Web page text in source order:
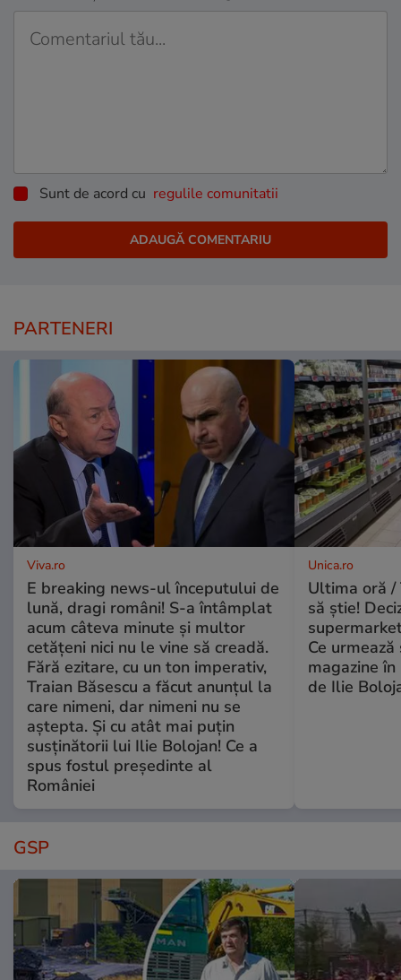
Sunt de acord cu regulile comunitatii
PARTENERI
Viva.ro
E breaking news-ul începutului de
lună, dragi români! S-a întâmplat
acum câteva minute și multor
cetățeni nici nu le vine să creadă.
Fără ezitare, cu un ton imperativ,
Traian Băsescu a făcut anunțul la
care nimeni, dar nimeni nu se
aștepta. Și cu atât mai puțin
susținătorii lui Ilie Bolojan! Ce a
spus fostul președinte al
României
Unica.ro
Ultima oră /
să știe!
Ce
magazine
de Ilie
GSP